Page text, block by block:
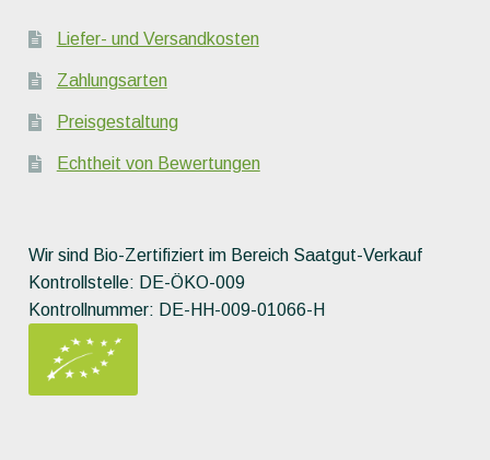
Liefer- und Versandkosten
Zahlungsarten
Preisgestaltung
Echtheit von Bewertungen
Wir sind Bio-Zertifiziert im Bereich Saatgut-Verkauf
Kontrollstelle: DE-ÖKO-009
Kontrollnummer: DE-HH-009-01066-H